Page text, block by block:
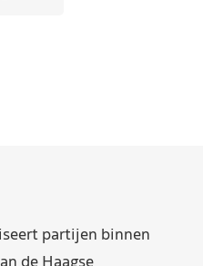
partijen binnen
de Haagse